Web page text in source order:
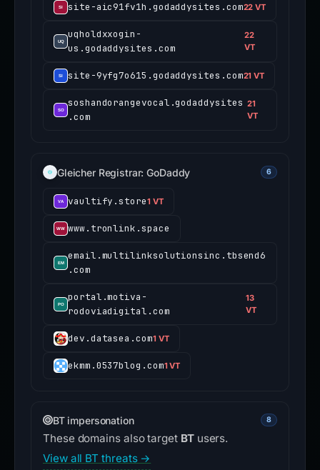
site-aic91fv1h.godaddysites.com22 VT
uqholdxxogin-
us.godaddysites.com
22
VT
site-9yfg7o615.godaddysites.com21 VT
soshandorangevocal.godaddysites
.com
21
VT
Gleicher Registrar: GoDaddy 6
vaultify.store1 VT
www.tronlink.space
email.multilinksolutionsinc.tbsend6
.com
portal.motiva-
rodoviadigital.com
13
VT
dev.datasea.com1 VT
ekmm.0537blog.com1 VT
BT impersonation 8
These domains also target BTusers.
View all BT threats →